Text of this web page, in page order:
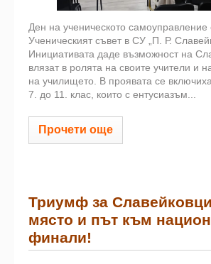
Ден на ученическото самоуправление
Ученическият съвет в СУ „П. Р.
Инициативата даде възможност на
влязат в ролята на своите учители и
на училището. В проявата се
7. до 11. клас, които с ентусиазъм...
Прочети още
Триумф за
място и път към
финали!